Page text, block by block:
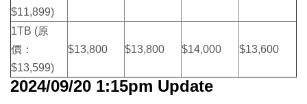
$11,899)
1TB (原
價：
$13,599)
$13,800 $13,800 $14,000 $13,600
2024/09/20 1:15pm Update